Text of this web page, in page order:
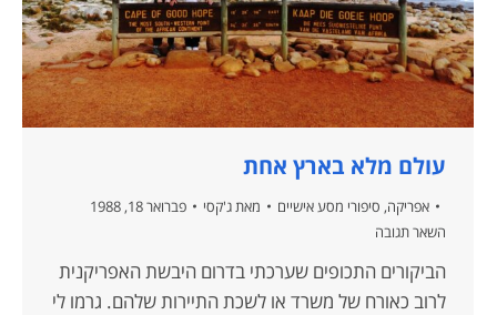
עולם מלא בארץ אחת
אפריקה, סיפורי מסע אישיים מאת ג'קסי
פברואר 18, 1988
השאר תגובה
הביקורים התכופים שערכתי בדרום היבשת האפריקנית
לרוב כאורח של משרד או לשכת התיירות שלהם. גרמו לי